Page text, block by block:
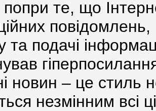
попри те, що
та подачі
новин – це стиль
незмінним всі